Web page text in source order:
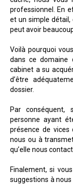
professionnel. En
et un simple
peut avoir
Voilà pourquoi
dans ce domaine
cabinet a su
d’être
dossier.
Par conséquent,
personne ayant
présence de vices
nous ou à
qu’elle nous
Finalement, si
suggestions à